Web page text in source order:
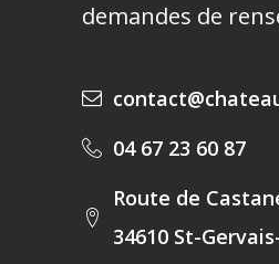
demandes de
04 67 23 60 87
Route de
34610 St-